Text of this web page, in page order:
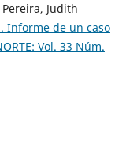
Judith
Informe de un caso
Vol. 33 Núm.